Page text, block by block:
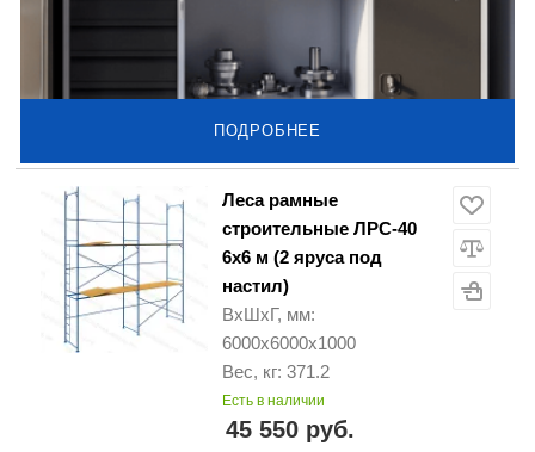
ПОДРОБНЕЕ
Леса рамные
строительные ЛРС-40
6х6 м (2 яруса под
настил)
ВхШхГ, мм:
6000х6000х1000
Вес, кг: 371.2
Есть в наличии
45 550 руб.